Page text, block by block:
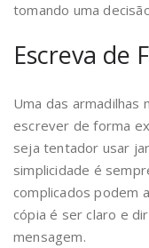
tomando uma
Escreva de
Uma das armadilhas
escrever de forma
seja tentador usar
simplicidade é
complicados podem
cópia é ser claro e
mensagem.